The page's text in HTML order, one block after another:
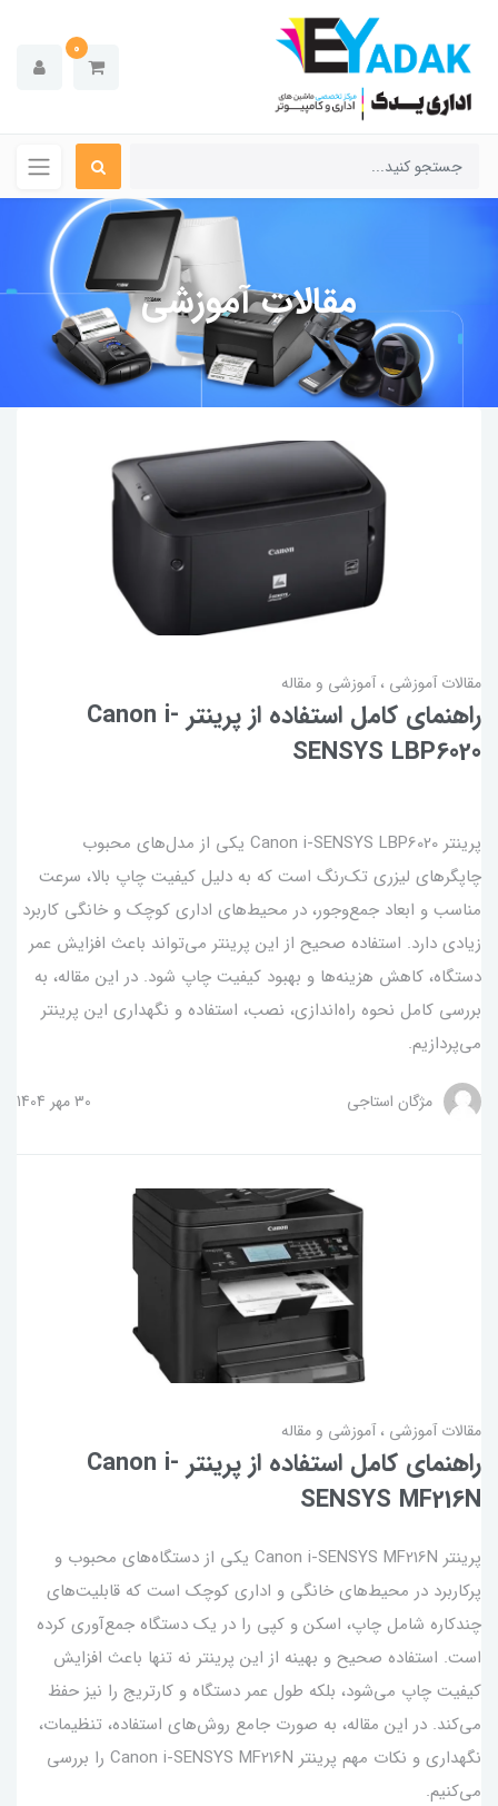
0
مقالات آموزشی
مقالات آموزشی آموزشی و مقاله
راهنمای کامل استفاده از پرینتر Canon i-
SENSYS LBP6020
پرینتر Canon i-SENSYS LBP6020 یکی از مدل‌های محبوب
چاپگرهای لیزری تک‌رنگ است که به دلیل کیفیت چاپ بالا، سرعت
مناسب و ابعاد جمع‌وجور، در محیط‌های اداری کوچک و خانگی کاربرد
زیادی دارد. استفاده صحیح از این پرینتر می‌تواند باعث افزایش عمر
دستگاه، کاهش هزینه‌ها و بهبود کیفیت چاپ شود. در این مقاله، به
بررسی کامل نحوه راه‌اندازی، نصب، استفاده و نگهداری این پرینتر
می‌پردازیم.
مژگان استاجی 30 مهر 1404
مقالات آموزشی آموزشی و مقاله
راهنمای کامل استفاده از پرینتر Canon i-
SENSYS MF216N
پرینتر Canon i-SENSYS MF216N یکی از دستگاه‌های محبوب و
پرکاربرد در محیط‌های خانگی و اداری کوچک است که قابلیت‌های
چندکاره شامل چاپ، اسکن و کپی را در یک دستگاه جمع‌آوری کرده
است. استفاده صحیح و بهینه از این پرینتر نه تنها باعث افزایش
کیفیت چاپ می‌شود، بلکه طول عمر دستگاه و کارتریج را نیز حفظ
می‌کند. در این مقاله، به صورت جامع روش‌های استفاده، تنظیمات،
نگهداری و نکات مهم پرینتر Canon i-SENSYS MF216N را بررسی
می‌کنیم.